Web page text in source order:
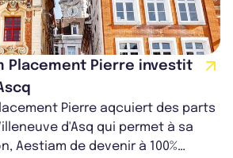
Placement Pierre investit
Pierre aqcuiert des parts
d'Asq qui permet à sa
Aestiam de devenir à 100%